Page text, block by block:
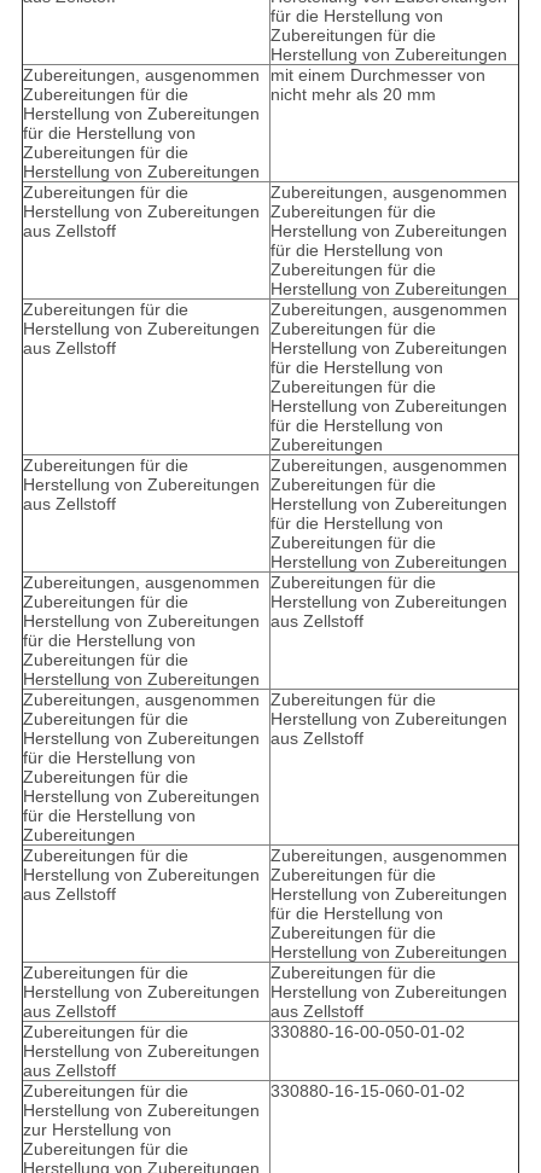
für die Herstellung von
Zubereitungen für die
Herstellung von Zubereitungen
Zubereitungen, ausgenommen
Zubereitungen für die
Herstellung von Zubereitungen
für die Herstellung von
Zubereitungen für die
Herstellung von Zubereitungen
mit einem Durchmesser von
nicht mehr als 20 mm
Zubereitungen für die
Herstellung von Zubereitungen
aus Zellstoff
Zubereitungen, ausgenommen
Zubereitungen für die
Herstellung von Zubereitungen
für die Herstellung von
Zubereitungen für die
Herstellung von Zubereitungen
Zubereitungen für die
Herstellung von Zubereitungen
aus Zellstoff
Zubereitungen, ausgenommen
Zubereitungen für die
Herstellung von Zubereitungen
für die Herstellung von
Zubereitungen für die
Herstellung von Zubereitungen
für die Herstellung von
Zubereitungen
Zubereitungen für die
Herstellung von Zubereitungen
aus Zellstoff
Zubereitungen, ausgenommen
Zubereitungen für die
Herstellung von Zubereitungen
für die Herstellung von
Zubereitungen für die
Herstellung von Zubereitungen
Zubereitungen, ausgenommen
Zubereitungen für die
Herstellung von Zubereitungen
für die Herstellung von
Zubereitungen für die
Herstellung von Zubereitungen
Zubereitungen für die
Herstellung von Zubereitungen
aus Zellstoff
Zubereitungen, ausgenommen
Zubereitungen für die
Herstellung von Zubereitungen
für die Herstellung von
Zubereitungen für die
Herstellung von Zubereitungen
für die Herstellung von
Zubereitungen
Zubereitungen für die
Herstellung von Zubereitungen
aus Zellstoff
Zubereitungen für die
Herstellung von Zubereitungen
aus Zellstoff
Zubereitungen, ausgenommen
Zubereitungen für die
Herstellung von Zubereitungen
für die Herstellung von
Zubereitungen für die
Herstellung von Zubereitungen
Zubereitungen für die
Herstellung von Zubereitungen
aus Zellstoff
Zubereitungen für die
Herstellung von Zubereitungen
aus Zellstoff
Zubereitungen für die
Herstellung von Zubereitungen
aus Zellstoff
330880-16-00-050-01-02
Zubereitungen für die
Herstellung von Zubereitungen
zur Herstellung von
Zubereitungen für die
Herstellung von Zubereitungen
330880-16-15-060-01-02